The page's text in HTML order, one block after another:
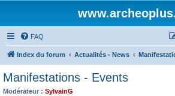
FAQ
Index du forum Actualités - News
Manifestations - Events
Modérateur : SylvainG